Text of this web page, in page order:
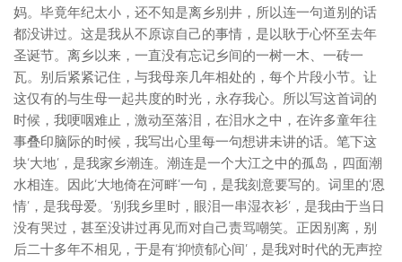
妈。毕竟年纪太小，还不知是离乡别井，所以连一句道别的话
都没讲过。这是我从不原谅自己的事情，是以耿于心怀至去年
圣诞节。离乡以来，一直没有忘记乡间的一树一木、一砖一
瓦。别后紧紧记住，与我母亲几年相处的，每个片段小节。让
这仅有的与生母一起共度的时光，永存我心。所以写这首词的
时候，我哽咽难止，激动至落泪，在泪水之中，在许多童年往
事叠印脑际的时候，我写出心里每一句想讲未讲的话。笔下这
块‘大地’，是我家乡潮连。潮连是一个大江之中的孤岛，四面潮
水相连。因此‘大地倚在河畔’一句，是我刻意要写的。词里的‘恩
情’，是我母爱。‘别我乡里时，眼泪一串湿衣衫’，是我由于当日
没有哭过，甚至没讲过再见而对自己责骂嘲笑。正因别离，别
后二十多年不相见，于是有‘抑愤郁心间’，是我对时代的无声控